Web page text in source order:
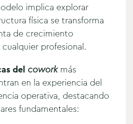
implica explorar
física se transforma
de crecimiento
profesional.
del coworkmás
en la experiencia del
operativa, destacando
fundamentales: